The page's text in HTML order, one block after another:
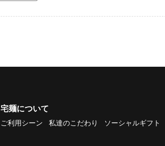
宅麺について
ご利用シーン 私達のこだわり ソーシャルギフト